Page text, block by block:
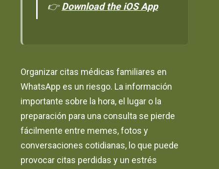
👉Download the iOS App
Organizar citas médicas familiares en
WhatsApp es un riesgo. La información
importante sobre la hora, el lugar o la
preparación para una consulta se pierde
fácilmente entre memes, fotos y
conversaciones cotidianas, lo que puede
provocar citas perdidas y un estrés